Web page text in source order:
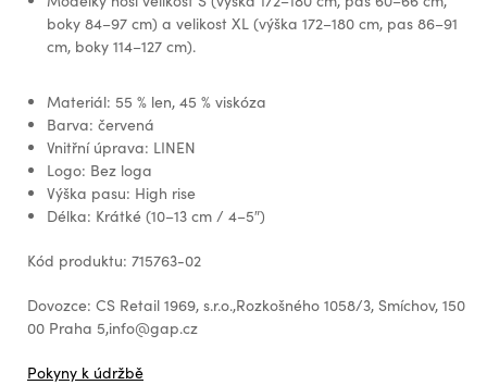
boky 84–97 cm) a velikost XL (výška 172–180 cm, pas 86–91
cm, boky 114–127 cm).
Materiál: 55 % len, 45 % viskóza
Barva: červená
Vnitřní úprava: LINEN
Logo: Bez loga
Výška pasu: High rise
Délka: Krátké (10–13 cm / 4–5″)
Kód produktu: 715763-02
Dovozce: CS Retail 1969, s.r.o.,Rozkošného 1058/3, Smíchov, 150
00 Praha 5,info@gap.cz
Pokyny k údržbě